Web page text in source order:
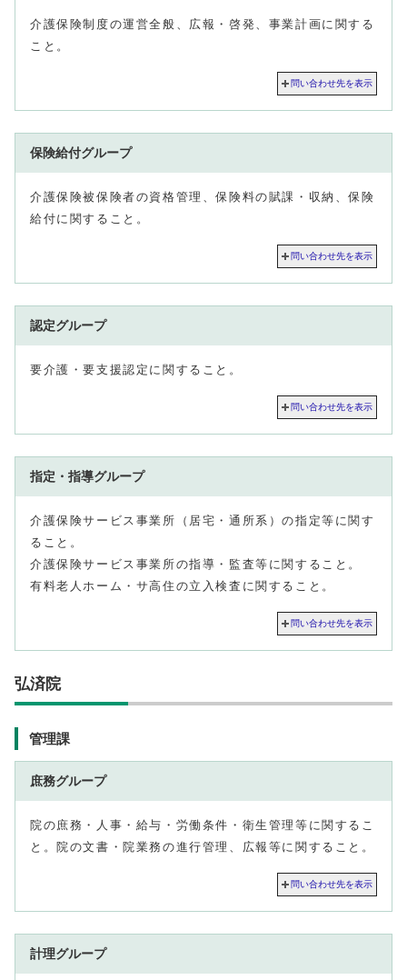
介護保険制度の運営全般、広報・啓発、事業計画に関する
こと。
問い合わせ先を表示
保険給付グループ
介護保険被保険者の資格管理、保険料の賦課・収納、保険
給付に関すること。
問い合わせ先を表示
認定グループ
要介護・要支援認定に関すること。
問い合わせ先を表示
指定・指導グループ
介護保険サービス事業所（居宅・通所系）の指定等に関す
ること。
介護保険サービス事業所の指導・監査等に関すること。
有料老人ホーム・サ高住の立入検査に関すること。
問い合わせ先を表示
弘済院
管理課
庶務グループ
院の庶務・人事・給与・労働条件・衛生管理等に関するこ
と。院の文書・院業務の進行管理、広報等に関すること。
問い合わせ先を表示
計理グループ